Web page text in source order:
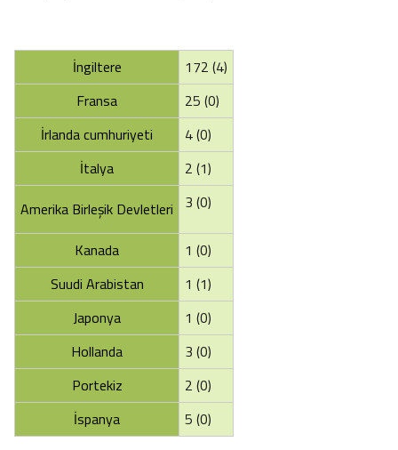
İngiltere
172 (4)
Fransa
25 (0)
İrlanda cumhuriyeti
4 (0)
İtalya
2 (1)
Amerika Birleşik Devletleri
3 (0)
Kanada
1 (0)
Suudi Arabistan
1 (1)
Japonya
1 (0)
Hollanda
3 (0)
Portekiz
2 (0)
İspanya
5 (0)